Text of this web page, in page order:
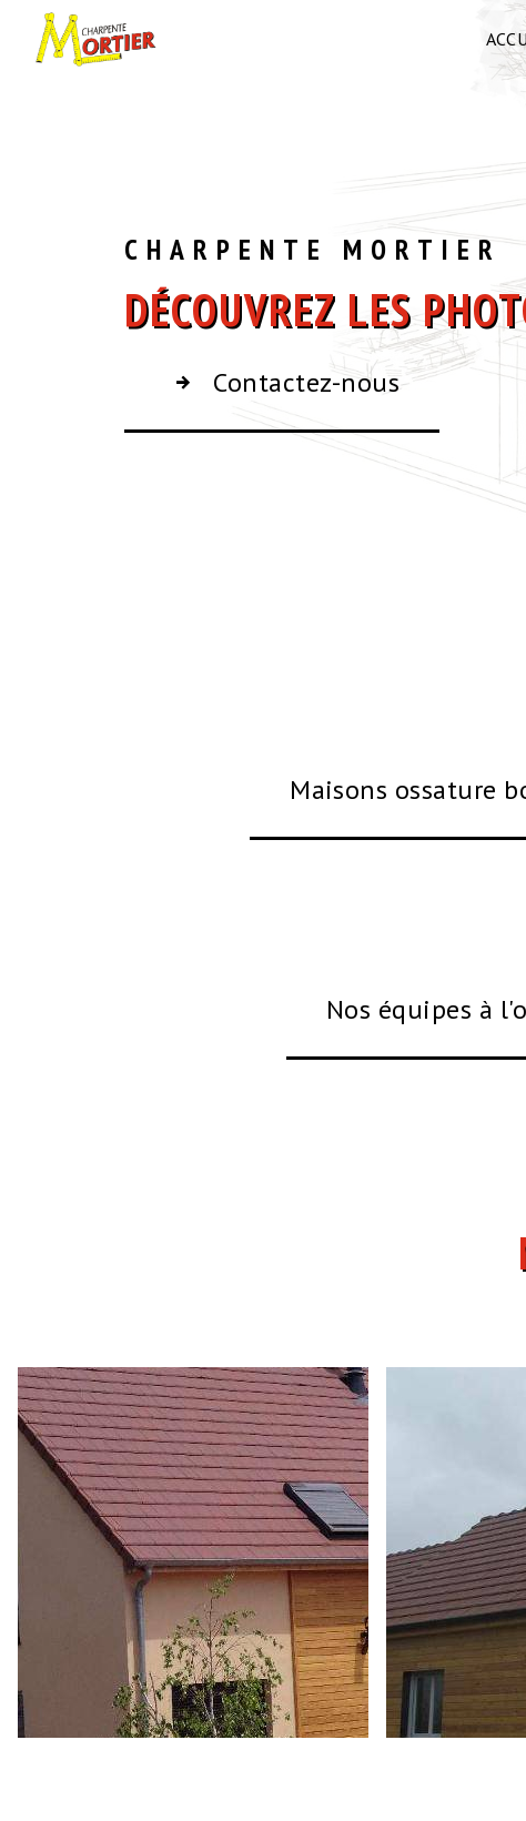
CHARPENTE MORTIER
DÉCOUVREZ LES
Contactez-nous
Maisons ossature
Nos équipes à
Panneau de gestion des cookies